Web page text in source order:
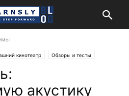
кинотеатр Обзоры и тесты
акустику